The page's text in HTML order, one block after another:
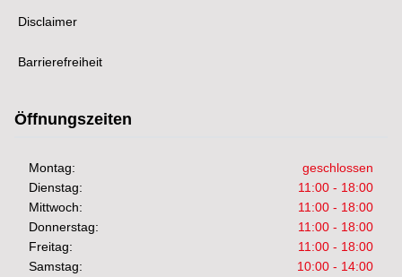
Disclaimer
Barrierefreiheit
Öffnungszeiten
Montag:
geschlossen
Dienstag:
11:00 - 18:00
Mittwoch:
11:00 - 18:00
Donnerstag:
11:00 - 18:00
Freitag:
11:00 - 18:00
Samstag:
10:00 - 14:00